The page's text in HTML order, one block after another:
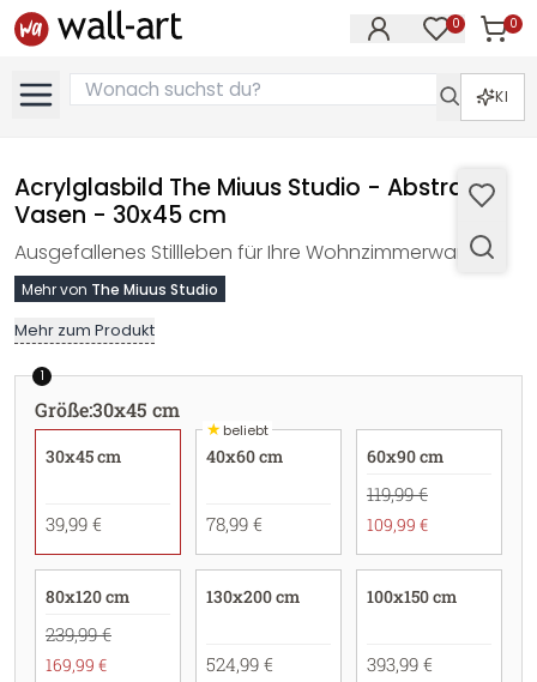
0 0
KI
Acrylglasbild The Miuus Studio - Abstrakte
Vasen - 30x45 cm
Ausgefallenes Stillleben für Ihre Wohnzimmerwand
Mehr von The Miuus Studio
Mehr zum Produkt
1
Größe:30x45 cm
30x45 cm
39,99 €
★beliebt
40x60 cm
78,99 €
60x90 cm
119,99 €
109,99 €
80x120 cm
239,99 €
169,99 €
130x200 cm
524,99 €
100x150 cm
393,99 €